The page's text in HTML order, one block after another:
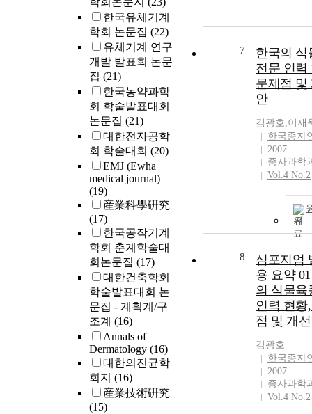
한국유체기계
학회 논문집 (22)
유체기계 연구
개발 발표회 논문
집 (21)
한국농약과학
회 학술발표대회
논문집 (21)
대한전자공학
회 학술대회 (20)
EMJ (Ewha
medical journal)
(19)
産業科學硏究
(17)
한국공작기계
학회 춘계학술대
회논문집 (17)
대한건축학회
학술발표대회 논
문집 - 계획계/구
조계 (16)
Annals of
Dermatology (16)
대한의진균학
회지 (16)
産業技術硏究
(15)
7
한국의 식
전문 인력
문제점 및
안
김광호,이재
한국종자
2007
종자과학
Vol.4 No.2
기
8
심포지엄
용 요약
의 식물육
인력 현황
점 및 개
김광호
한국종자
2007
종자과학
Vol.4 No.2